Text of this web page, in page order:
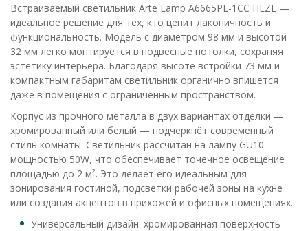
Встраиваемый светильник Arte Lamp A6665PL-1CC HEZE —
идеальное решение для тех, кто ценит лаконичность и
функциональность. Модель с диаметром 98 мм и высотой
32 мм легко монтируется в подвесные потолки, сохраняя
эстетику интерьера. Благодаря высоте встройки 73 мм и
компактным габаритам светильник органично впишется
даже в помещения с ограниченным пространством.
Корпус из прочного металла в двух вариантах отделки —
хромированный или белый — подчеркнёт современный
стиль комнаты. Светильник рассчитан на лампу GU10
мощностью 50W, что обеспечивает точечное освещение
площадью до 2 м². Это делает его идеальным для
зонирования гостиной, подсветки рабочей зоны на кухне
или создания акцентов в прихожей и офисных помещениях.
Универсальный дизайн: хромированная поверхность